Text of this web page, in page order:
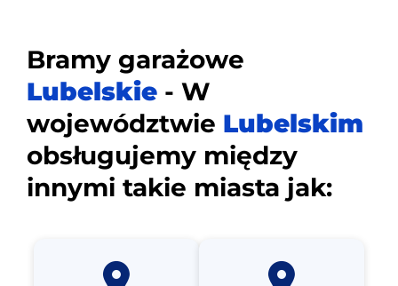
Bramy garażowe
Lubelskie - W
województwie Lubelskim
obsługujemy między
innymi takie miasta jak: